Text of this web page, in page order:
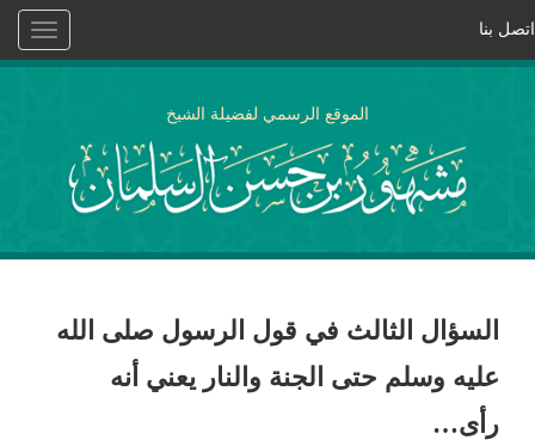
Toggle
اتصل بنا
الموقع الرسمي لفضيلة الشيخ
السؤال الثالث في قول الرسول صلى الله
عليه وسلم حتى الجنة والنار يعني أنه
رأى…